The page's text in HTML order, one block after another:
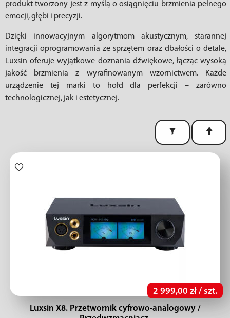
produkt tworzony jest z myślą o osiągnięciu brzmienia pełnego
emocji, głębi i precyzji.
Dzięki innowacyjnym algorytmom akustycznym, starannej
integracji oprogramowania ze sprzętem oraz dbałości o detale,
Luxsin oferuje wyjątkowe doznania dźwiękowe, łącząc wysoką
jakość brzmienia z wyrafinowanym wzornictwem. Każde
urządzenie tej marki to hołd dla perfekcji – zarówno
technologicznej, jak i estetycznej.
2 999,00 zł / szt.
Luxsin X8. Przetwornik cyfrowo-analogowy /